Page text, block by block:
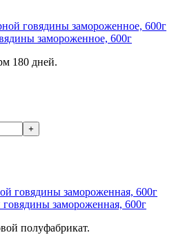
замороженное, 600г
180 дней.
+
замороженная, 600г
полуфабрикат.